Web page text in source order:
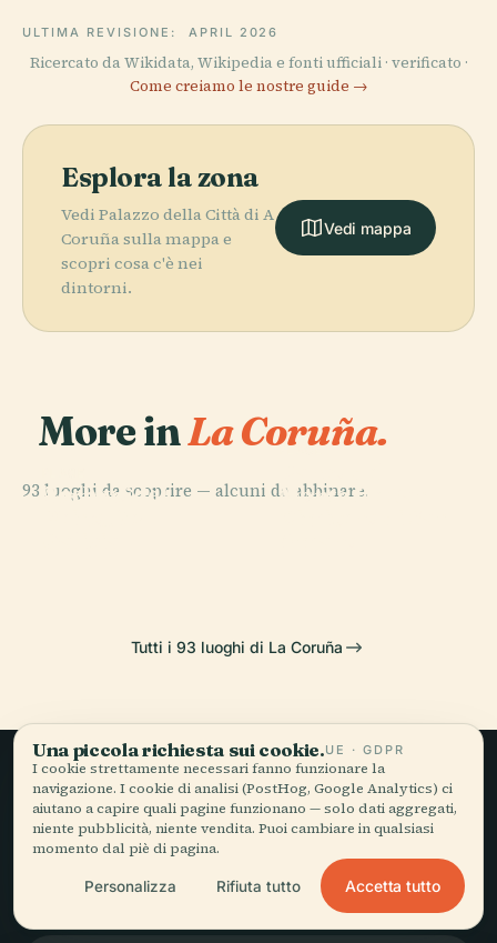
ULTIMA REVISIONE: APRIL 2026
Ricercato da Wikidata, Wikipedia e fonti ufficiali · verificato ·
Come creiamo le nostre guide →
Esplora la zona
Vedi Palazzo della Città di A
Coruña sulla mappa e
scopri cosa c'è nei
dintorni.
Vedi mappa
More inLa Coruña.
93 luoghi da scoprire — alcuni da abbinare.
Torre di
PLACE
Monte De San
Archivo del
PLACE
Tutti i 93 luoghi di La Coruña
Viaggio lento,
raccontato bene.
Una piccola richiesta sui cookie.UE · GDPR
I cookie strettamente necessari fanno funzionare la
navigazione. I cookie di analisi (PostHog, Google Analytics) ci
aiutano a capire quali pagine funzionano — solo dati aggregati,
niente pubblicità, niente vendita. Puoi cambiare in qualsiasi
momento dal piè di pagina.
Personalizza Rifiuta tutto Accetta tutto